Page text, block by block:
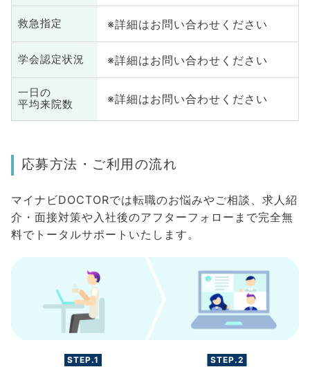
救急指定 ※詳細はお問い合わせください
学会認定状況 ※詳細はお問い合わせください
一日の
平均来院数
※詳細はお問い合わせください
応募方法・ご利用の流れ
マイナビDOCTORでは転職のお悩みやご相談、求人紹
介・面接対策や入社後のアフターフォローまで完全無
料でトータルサポートいたします。
STEP.1 STEP.2